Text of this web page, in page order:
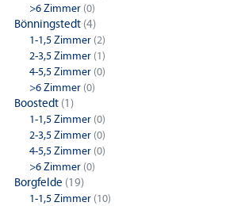
>6 Zimmer (0)
Bönningstedt (4)
1-1,5 Zimmer (2)
2-3,5 Zimmer (1)
4-5,5 Zimmer (0)
>6 Zimmer (0)
Boostedt (1)
1-1,5 Zimmer (0)
2-3,5 Zimmer (0)
4-5,5 Zimmer (0)
>6 Zimmer (0)
Borgfelde (19)
1-1,5 Zimmer (10)